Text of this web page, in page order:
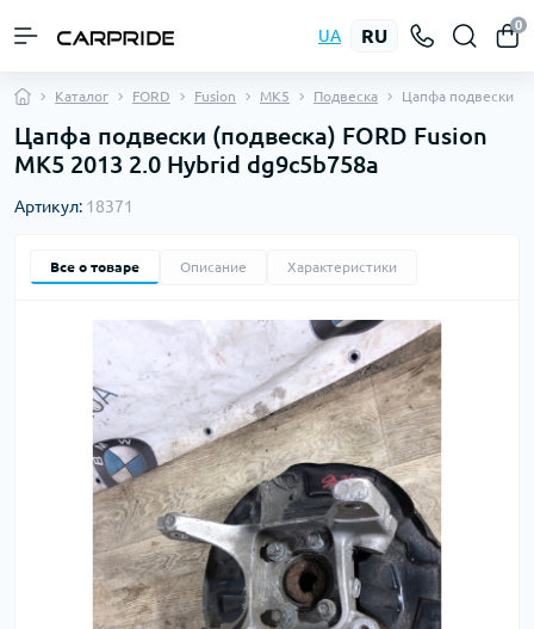
UA RU
0
Каталог FORD Fusion MK5 Подвеска Цапфа подвески
Цапфа подвески (подвеска) FORD Fusion
MK5 2013 2.0 Hybrid dg9c5b758a
Артикул: 18371
Все о товаре Описание Характеристики